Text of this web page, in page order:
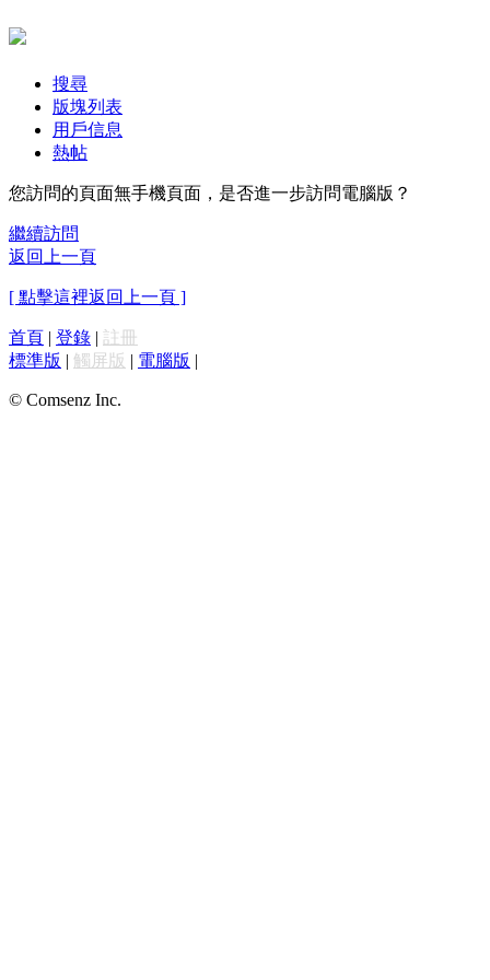
搜尋
版塊列表
用戶信息
熱帖
您訪問的頁面無手機頁面，是否進一步訪問電腦版？
繼續訪問
返回上一頁
[ 點擊這裡返回上一頁 ]
首頁 | 登錄 | 註冊
標準版 | 觸屏版 | 電腦版 |
© Comsenz Inc.